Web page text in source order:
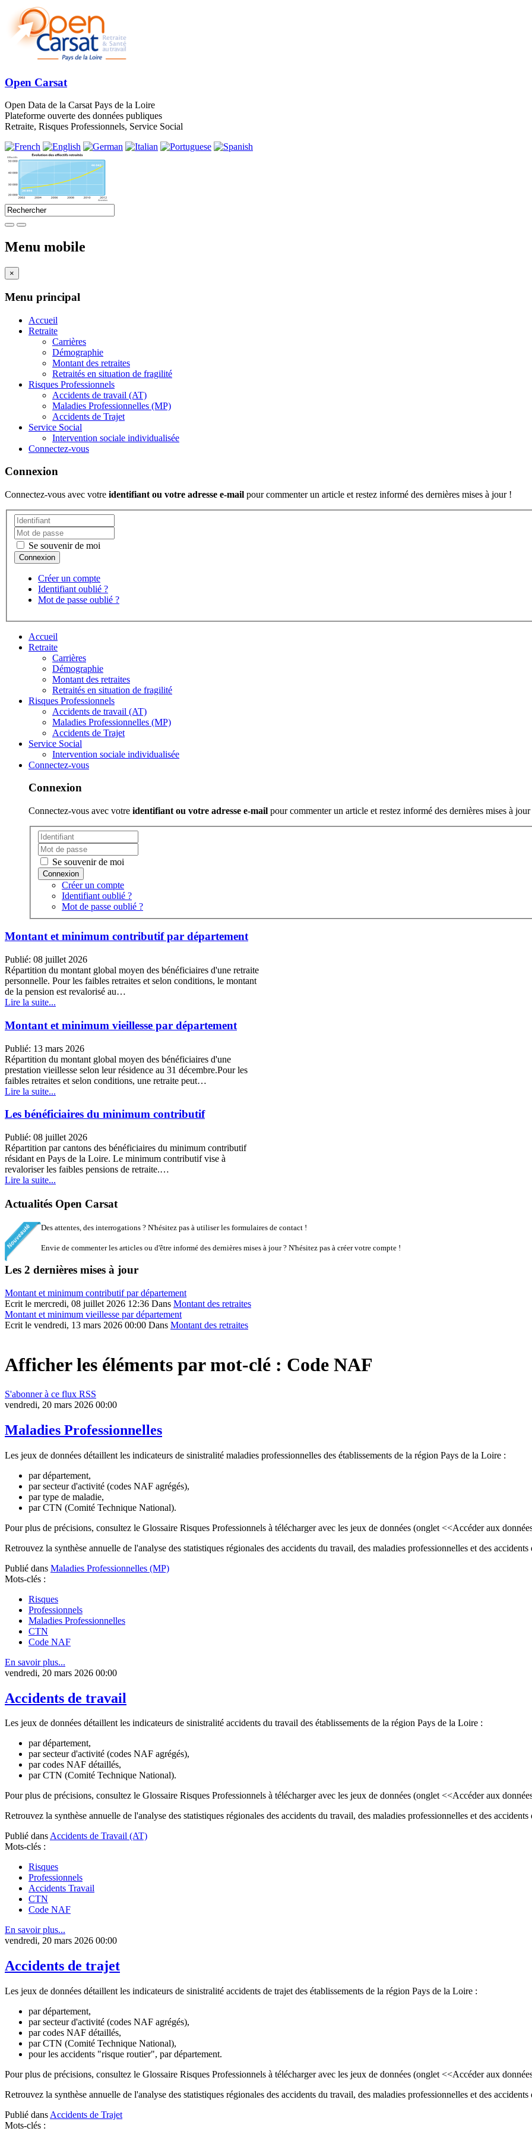
Open Carsat
Open Data de la Carsat Pays de la Loire
Plateforme ouverte des données publiques
Retraite, Risques Professionnels, Service Social
Menu mobile
×
Menu principal
Accueil
Retraite
Carrières
Démographie
Montant des retraites
Retraités en situation de fragilité
Risques Professionnels
Accidents de travail (AT)
Maladies Professionnelles (MP)
Accidents de Trajet
Service Social
Intervention sociale individualisée
Connectez-vous
Connexion
Connectez-vous avec votre identifiant ou votre adresse e-mail pour commenter un article et restez informé des dernières mises à jour !
Se souvenir de moi
Créer un compte
Identifiant oublié ?
Mot de passe oublié ?
Accueil
Retraite
Carrières
Démographie
Montant des retraites
Retraités en situation de fragilité
Risques Professionnels
Accidents de travail (AT)
Maladies Professionnelles (MP)
Accidents de Trajet
Service Social
Intervention sociale individualisée
Connectez-vous
Connexion
Connectez-vous avec votre identifiant ou votre adresse e-mail pour commenter un article et restez informé des dernières mises à
Se souvenir de moi
Créer un compte
Identifiant oublié ?
Mot de passe oublié ?
Montant et minimum contributif par département
Publié: 08 juillet 2026
Répartition du montant global moyen des bénéficiaires d'une retraite
personnelle. Pour les faibles retraites et selon conditions, le montant
de la pension est revalorisé au…
Lire la suite...
Montant et minimum vieillesse par département
Publié: 13 mars 2026
Répartition du montant global moyen des bénéficiaires d'une
prestation vieillesse selon leur résidence au 31 décembre.Pour les
faibles retraites et selon conditions, une retraite peut…
Lire la suite...
Les bénéficiaires du minimum contributif
Publié: 08 juillet 2026
Répartition par cantons des bénéficiaires du minimum contributif
résidant en Pays de la Loire. Le minimum contributif vise à
revaloriser les faibles pensions de retraite.…
Lire la suite...
Actualités Open Carsat
Des attentes, des interrogations ? N'hésitez pas à utiliser les formulaires de contact !
Envie de commenter les articles ou d'être informé des dernières mises à jour ? N'hésitez pas à créer votre compte !
Les 2 dernières mises à jour
Montant et minimum contributif par département
Ecrit le mercredi, 08 juillet 2026 12:36 Dans Montant des retraites
Montant et minimum vieillesse par département
Ecrit le vendredi, 13 mars 2026 00:00 Dans Montant des retraites
Afficher les éléments par mot-clé : Code NAF
S'abonner à ce flux RSS
vendredi, 20 mars 2026 00:00
Maladies Professionnelles
Les jeux de données détaillent les indicateurs de sinistralité maladies professionnelles des établissements de la région Pays de la Loire :
par département,
par secteur d'activité (codes NAF agrégés),
par type de maladie,
par CTN (Comité Technique National).
Pour plus de précisions, consultez le Glossaire Risques Professionnels à télécharger avec les jeux de données (onglet <<Accéder aux
Retrouvez la synthèse annuelle de l'analyse des statistiques régionales des accidents du travail, des maladies professionnelles et des
Publié dans Maladies Professionnelles (MP)
Mots-clés :
Risques
Professionnels
Maladies Professionnelles
CTN
Code NAF
En savoir plus...
vendredi, 20 mars 2026 00:00
Accidents de travail
Les jeux de données détaillent les indicateurs de sinistralité accidents du travail des établissements de la région Pays de la Loire :
par département,
par secteur d'activité (codes NAF agrégés),
par codes NAF détaillés,
par CTN (Comité Technique National).
Pour plus de précisions, consultez le Glossaire Risques Professionnels à télécharger avec les jeux de données (onglet <<Accéder aux
Retrouvez la synthèse annuelle de l'analyse des statistiques régionales des accidents du travail, des maladies professionnelles et des
Publié dansAccidents de Travail (AT)
Mots-clés :
Risques
Professionnels
Accidents Travail
CTN
Code NAF
En savoir plus...
vendredi, 20 mars 2026 00:00
Accidents de trajet
Les jeux de données détaillent les indicateurs de sinistralité accidents de trajet des établissements de la région Pays de la Loire :
par département,
par secteur d'activité (codes NAF agrégés),
par codes NAF détaillés,
par CTN (Comité Technique National),
pour les accidents "risque routier", par département.
Pour plus de précisions, consultez le Glossaire Risques Professionnels à télécharger avec les jeux de données (onglet <<Accéder aux
Retrouvez la synthèse annuelle de l'analyse des statistiques régionales des accidents du travail, des maladies professionnelles et des
Publié dans Accidents de Trajet
Mots-clés :